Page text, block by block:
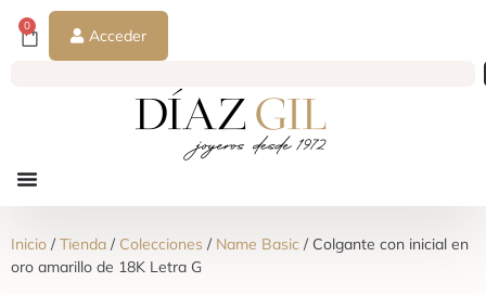
0
Acceder
Inicio /Tienda / Colecciones / Name Basic / Colgante con inicial en
oro amarillo de 18K Letra G